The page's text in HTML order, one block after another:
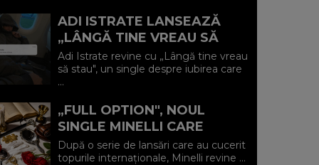
ADI ISTRATE LANSEAZĂ
„LÂNGĂ TINE VREAU SĂ
STAU" O DECLARAȚIE
SINCERĂ DESPRE IUBIREA
CARE ADUCE LINIȘ...
Adi Istrate revine cu „Lângă tine vreau
să stau", un single despre iubirea care
...
„FULL OPTION", NOUL
SINGLE MINELLI CARE
SPUNE RĂSPICAT: „TOTUL
SAU NIMIC"
După o serie de lansări care au cucerit
topurile internaționale, Minelli revine ...